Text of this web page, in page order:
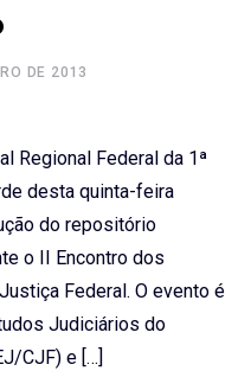
DE 2013
Regional Federal da 1ª
desta quinta-feira
do repositório
o II Encontro dos
Federal. O evento é
Judiciários do
CJF) e […]